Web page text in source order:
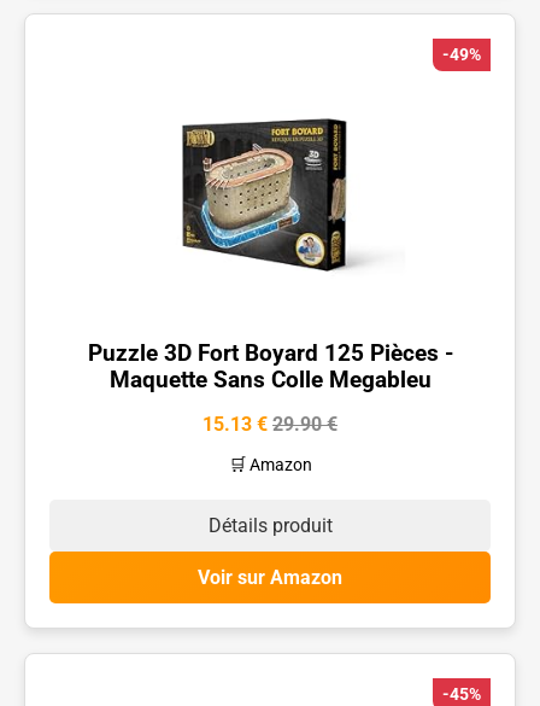
-49%
Puzzle 3D Fort Boyard 125 Pièces -
Maquette Sans Colle Megableu
15.13 € 29.90 €
🛒 Amazon
Détails produit
Voir sur Amazon
-45%